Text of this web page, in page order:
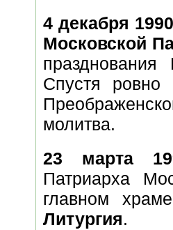
4 декабря
Московской
Спустя ровно
молитва.
23 марта
Патриарха
главном
Литургия.